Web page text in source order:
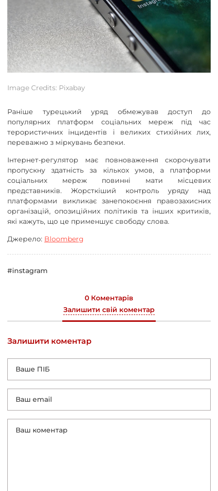
Image Credits: Pixabay
Раніше турецький уряд обмежував доступ до
популярних платформ соціальних мереж під час
терористичних інцидентів і великих стихійних лих,
переважно з міркувань безпеки.
Інтернет-регулятор має повноваження скорочувати
пропускну здатність за кількох умов, а платформи
соціальних мереж повинні мати місцевих
представників. Жорсткіший контроль уряду над
платформами викликає занепокоєння правозахисних
організацій, опозиційних політиків та інших критиків,
які кажуть, що це применшує свободу слова.
Джерело: Bloomberg
#instagram
0 Коментарів
Залишити свій коментар
Залишити коментар